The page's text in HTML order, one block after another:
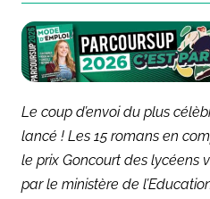
Le coup d’envoi du plus
lancé ! Les 15 romans en
le prix Goncourt des lycéens
par le ministère de